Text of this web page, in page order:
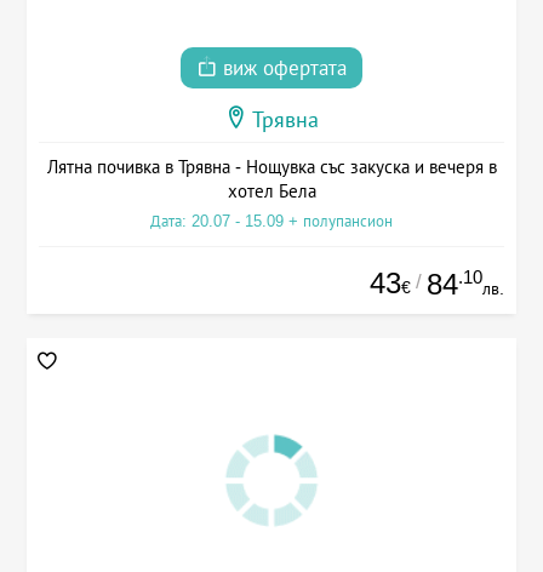
виж офертата
Трявна
Лятна почивка в Трявна - Нощувка със закуска и вечеря в
хотел Бела
Дата: 20.07 - 15.09 + полупансион
43€ / 84.10
лв.